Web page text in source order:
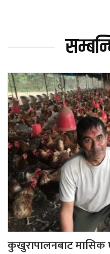
कुखुरापालनबाट